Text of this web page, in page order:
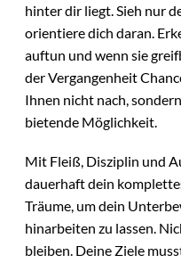
hinter dir liegt. Sieh nur
orientiere dich daran.
auftun und wenn sie
der Vergangenheit
Ihnen nicht nach,
bietende Möglichkeit.
Mit Fleiß, Disziplin und
dauerhaft dein
Träume, um dein
hinarbeiten zu lassen.
bleiben. Deine Ziele